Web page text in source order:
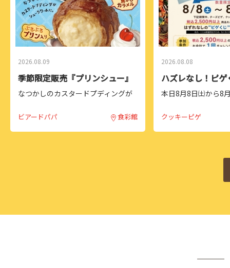
2026.08.09
季節限定販売『プリンシュー』
なつかしのカスタードプディングが
ビアードパパ 食彩館
2026.08.08
本日8月8日㈯から8
税込み2,500円以上
なにが当たるかは
人気の焼き菓子や
クッキーピゲ